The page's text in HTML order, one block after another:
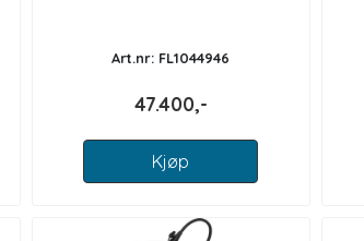
Art.nr: FL1044946
47.400,-
Kjøp